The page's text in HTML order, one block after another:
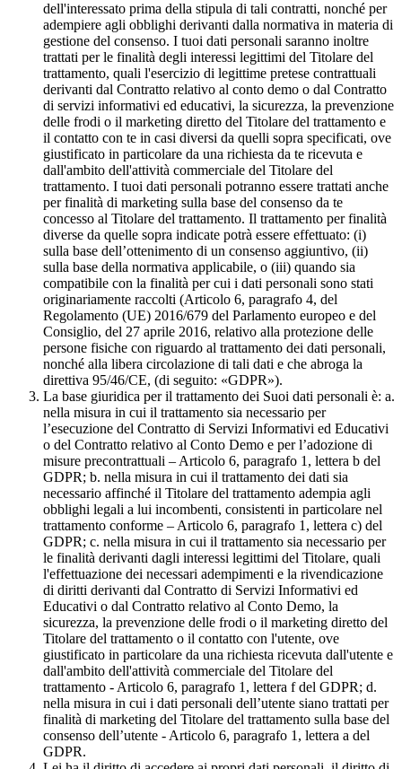
dell'interessato prima della stipula di tali contratti, nonché per
adempiere agli obblighi derivanti dalla normativa in materia di
gestione del consenso. I tuoi dati personali saranno inoltre
trattati per le finalità degli interessi legittimi del Titolare del
trattamento, quali l'esercizio di legittime pretese contrattuali
derivanti dal Contratto relativo al conto demo o dal Contratto
di servizi informativi ed educativi, la sicurezza, la prevenzione
delle frodi o il marketing diretto del Titolare del trattamento e
il contatto con te in casi diversi da quelli sopra specificati, ove
giustificato in particolare da una richiesta da te ricevuta e
dall'ambito dell'attività commerciale del Titolare del
trattamento. I tuoi dati personali potranno essere trattati anche
per finalità di marketing sulla base del consenso da te
concesso al Titolare del trattamento. Il trattamento per finalità
diverse da quelle sopra indicate potrà essere effettuato: (i)
sulla base dell’ottenimento di un consenso aggiuntivo, (ii)
sulla base della normativa applicabile, o (iii) quando sia
compatibile con la finalità per cui i dati personali sono stati
originariamente raccolti (Articolo 6, paragrafo 4, del
Regolamento (UE) 2016/679 del Parlamento europeo e del
Consiglio, del 27 aprile 2016, relativo alla protezione delle
persone fisiche con riguardo al trattamento dei dati personali,
nonché alla libera circolazione di tali dati e che abroga la
direttiva 95/46/CE, (di seguito: «GDPR»).
La base giuridica per il trattamento dei Suoi dati personali è: a.
nella misura in cui il trattamento sia necessario per
l’esecuzione del Contratto di Servizi Informativi ed Educativi
o del Contratto relativo al Conto Demo e per l’adozione di
misure precontrattuali – Articolo 6, paragrafo 1, lettera b del
GDPR; b. nella misura in cui il trattamento dei dati sia
necessario affinché il Titolare del trattamento adempia agli
obblighi legali a lui incombenti, consistenti in particolare nel
trattamento conforme – Articolo 6, paragrafo 1, lettera c) del
GDPR; c. nella misura in cui il trattamento sia necessario per
le finalità derivanti dagli interessi legittimi del Titolare, quali
l'effettuazione dei necessari adempimenti e la rivendicazione
di diritti derivanti dal Contratto di Servizi Informativi ed
Educativi o dal Contratto relativo al Conto Demo, la
sicurezza, la prevenzione delle frodi o il marketing diretto del
Titolare del trattamento o il contatto con l'utente, ove
giustificato in particolare da una richiesta ricevuta dall'utente e
dall'ambito dell'attività commerciale del Titolare del
trattamento - Articolo 6, paragrafo 1, lettera f del GDPR; d.
nella misura in cui i dati personali dell’utente siano trattati per
finalità di marketing del Titolare del trattamento sulla base del
consenso dell’utente - Articolo 6, paragrafo 1, lettera a del
GDPR.